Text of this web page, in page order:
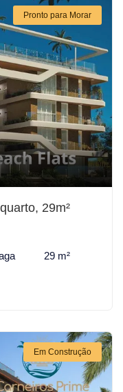
Pronto para Morar
29m²
29 m²
Em Construção